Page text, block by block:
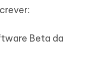
Beta da